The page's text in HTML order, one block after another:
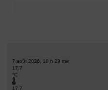
7 août 2026, 10 h 29 min
17.7
°C
17.7